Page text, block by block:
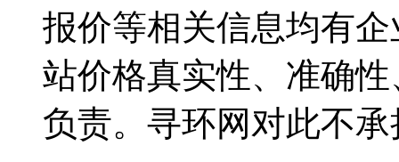
报价等相关信息均有
站价格真实性、准确
负责。寻环网对此不